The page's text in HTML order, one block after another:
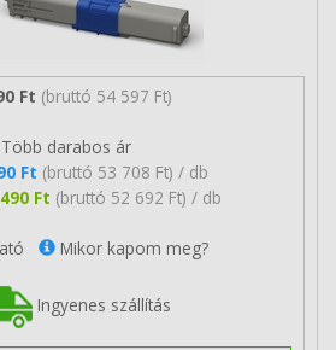
Ft (bruttó 54 597 Ft)
Több darabos ár
Ft (bruttó 53 708 Ft) / db
Ft (bruttó 52 692 Ft) / db
Mikor kapom meg?
Ingyenes szállítás